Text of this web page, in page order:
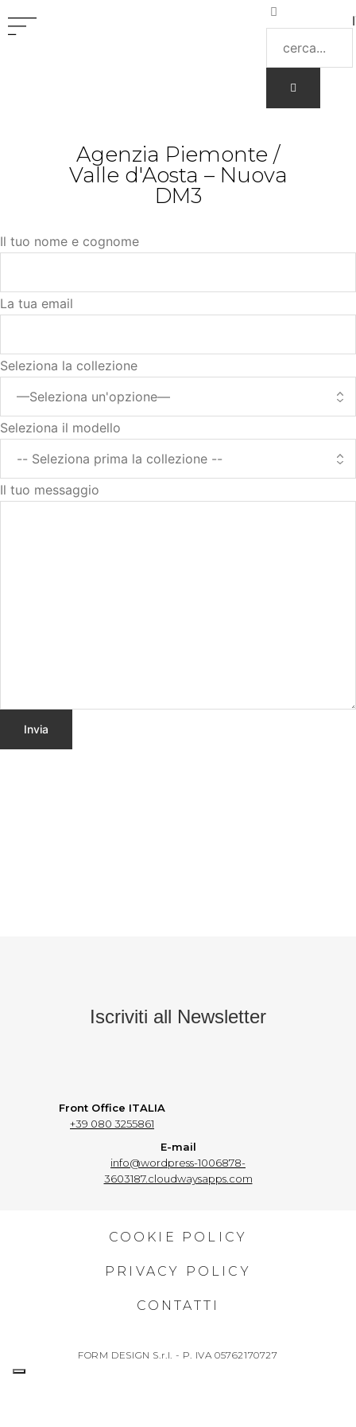
Agenzia Piemonte /
Valle d'Aosta – Nuova
DM3
Il tuo nome e cognome
La tua email
Seleziona la collezione
Seleziona il modello
Il tuo messaggio
Iscriviti all Newsletter
Front Office ITALIA
+39 080 3255861
E-mail
info@wordpress-1006878-
3603187.cloudwaysapps.com
COOKIE POLICY
PRIVACY POLICY
CONTATTI
FORM DESIGN S.r.l. - P. IVA 05762170727